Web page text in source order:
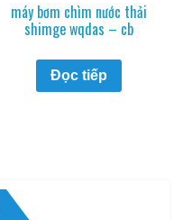
máy bơm chìm nước thải
shimge wqdas – cb
Đọc tiếp